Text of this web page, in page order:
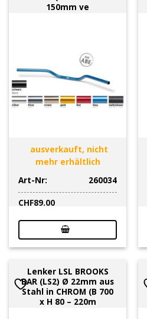
150mm ve
ausverkauft, nicht
mehr erhältlich
Art-Nr:
260034
CHF89.00
Lenker LSL BROOKS
BAR (LS2) Ø 22mm aus
Stahl in CHROM (B 700
x H 80 – 220m